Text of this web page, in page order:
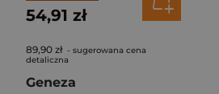
54,91 zł
89,90 zł - sugerowana cena
detaliczna
Geneza